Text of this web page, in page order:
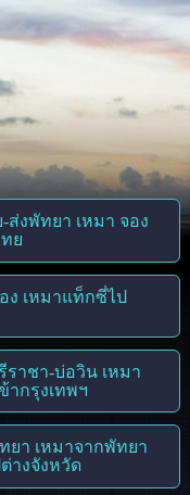
ส่งพัทยา เหมา จอง
ย
ง เหมาแท็กซี่ไป
าชา-บ่อวิน เหมา
ากรุงเทพฯ
ยา เหมาจากพัทยา
างจังหวัด